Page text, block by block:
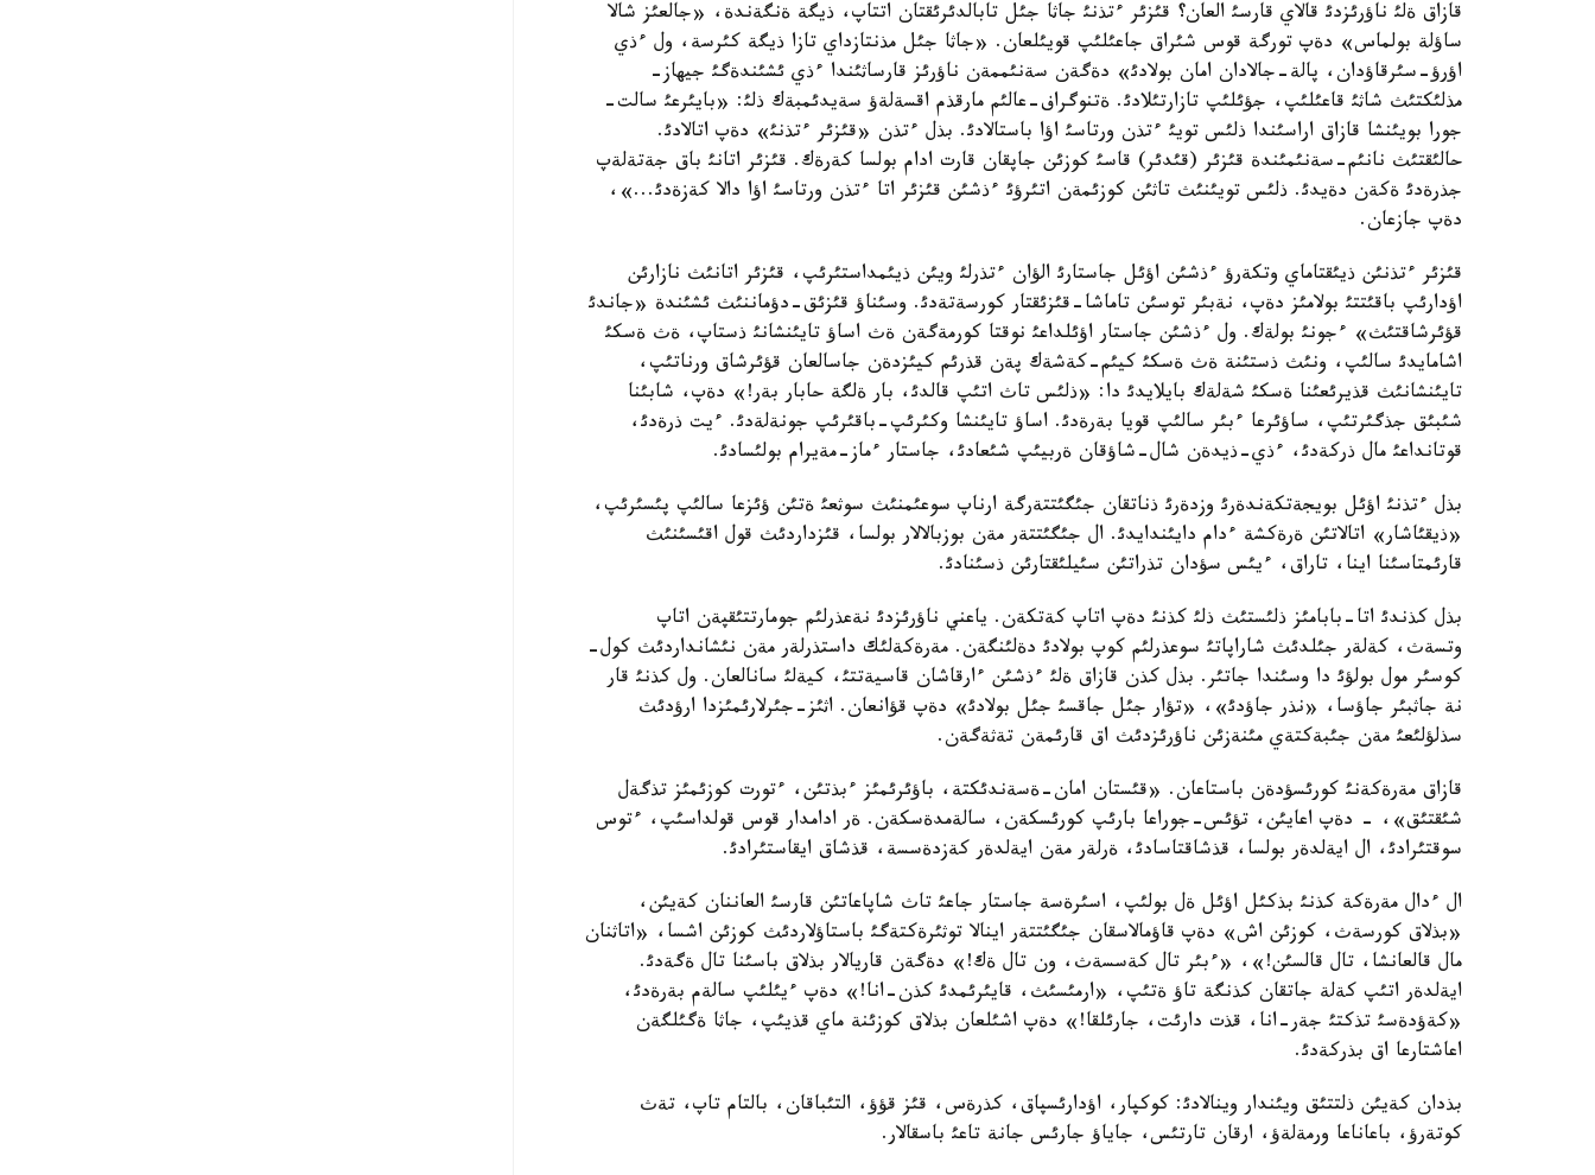
قازاق ةلئ ناؤرئزدئ قالاي قارسئ العان؟ قئزئر ءتذنئ جاثا جئل تابالدئرئقتان اتتاپ، ذيگة ةنگةندة، «جالعئز شالا
ساؤلة بولماس» دةپ تورگة قوس شئراق جاعئلئپ قويئلعان. «جاثا جئل مذنتازداي تازا ذيگة كئرسة، ول ءذي
اؤرؤ-سئرقاؤدان، پالة-جالادان امان بولادئ» دةگةن سةنئممةن ناؤرئز قارساثئندا ءذي ئشئندةگئ جيهاز-
مذلئكتئث شاثئ قاعئلئپ، جؤئلئپ تازارتئلادئ. ةتنوگراف-عالئم مارقذم اقسةلةؤ سةيدئمبةك ذلئ: «بايئرعئ سالت-
جورا بويئنشا قازاق اراسئندا ذلئس تويئ ءتذن ورتاسئ اؤا باستالادئ. بذل ءتذن «قئزئر ءتذنئ» دةپ اتالادئ.
حالئقتئث نانئم-سةنئمئندة قئزئر (قئدئر) قاسئ كوزئن جاپقان قارت ادام بولسا كةرةك. قئزئر اتانئ باق جةتةلةپ
جذرةدئ ةكةن دةيدئ. ذلئس تويئنئث تاثئن كوزئمةن اتئرؤئ ءذشئن قئزئر اتا ءتذن ورتاسئ اؤا دالا كةزةدئ...»،
دةپ جازعان.
قئزئر ءتذنئن ذيئقتاماي وتكةرؤ ءذشئن اؤئل جاستارئ الؤان ءتذرلئ ويئن ذيئمداستئرئپ، قئزئر اتانئث نازارئن
اؤدارئپ باقئتتئ بولامئز دةپ، نةبئر توسئن تاماشا-قئزئقتار كورسةتةدئ. وسئناؤ قئزئق-دؤماننئث ئشئندة «جاندئ
قؤئرشاقتئث» ءجونئ بولةك. ول ءذشئن جاستار اؤئلداعئ نوقتا كورمةگةن ةث اساؤ تايئنشانئ ذستاپ، ةث ةسكئ
اشامايدئ سالئپ، ونئث ذستئنة ةث ةسكئ كيئم-كةشةك پةن قذرئم كيئزدةن جاسالعان قؤئرشاق ورناتئپ،
تايئنشانئث قذيرئعئنا ةسكئ شةلةك بايلايدئ دا: «ذلئس تاث اتئپ قالدئ، بار ةلگة حابار بةر!» دةپ، شابئنا
شئبئق جذگئرتئپ، ساؤئرعا ءبئر سالئپ قويا بةرةدئ. اساؤ تايئنشا وكئرئپ-باقئرئپ جونةلةدئ. ءيت ذرةدئ،
قوتانداعئ مال ذركةدئ، ءذي-ذيدةن شال-شاؤقان ةربيئپ شئعادئ، جاستار ءماز-مةيرام بولئسادئ.
بذل ءتذنئ اؤئل بويجةتكةندةرئ وزدةرئ ذناتقان جئگئتتةرگة ارناپ سوعئمنئث سوثعئ ةتئن ؤئزعا سالئپ پئسئرئپ،
«ذيقئاشار» اتالاتئن ةرةكشة ءدام دايئندايدئ. ال جئگئتتةر مةن بوزبالالار بولسا، قئزداردئث قول اقئسئنئث
قارئمتاسئنا اينا، تاراق، ءيئس سؤدان تذراتئن سئيلئقتارئن ذسئنادئ.
بذل كذندئ اتا-بابامئز ذلئستئث ذلئ كذنئ دةپ اتاپ كةتكةن. ياعني ناؤرئزدئ نةعذرلئم جومارتتئقپةن اتاپ
وتسةث، كةلةر جئلدئث شاراپاتئ سوعذرلئم كوپ بولادئ دةلئنگةن. مةرةكةلئك داستذرلةر مةن نئشانداردئث كول-
كوسئر مول بولؤئ دا وسئندا جاتئر. بذل كذن قازاق ةلئ ءذشئن ءارقاشان قاسيةتتئ، كيةلئ سانالعان. ول كذنئ قار
نة جاثبئر جاؤسا، «نذر جاؤدئ»، «تؤار جئل جاقسئ جئل بولادئ» دةپ قؤانعان. اثئز-جئرلارئمئزدا ارؤدئث
سذلؤلئعئ مةن جئبةكتةي مئنةزئن ناؤرئزدئث اق قارئمةن تةثةگةن.
قازاق مةرةكةنئ كورئسؤدةن باستاعان. «قئستان امان-ةسةندئكتة، باؤئرئمئز ءبذتئن، ءتورت كوزئمئز تذگةل
شئقتئق»، - دةپ اعايئن، تؤئس-جوراعا بارئپ كورئسكةن، سالةمدةسكةن. ةر ادامدار قوس قولداسئپ، ءتوس
سوقتئرادئ، ال ايةلدةر بولسا، قذشاقتاسادئ، ةرلةر مةن ايةلدةر كةزدةسسة، قذشاق ايقاستئرادئ.
ال ءدال مةرةكة كذنئ بذكئل اؤئل ةل بولئپ، اسئرةسة جاستار جاعئ تاث شاپاعاتئن قارسئ العاننان كةيئن،
«بذلاق كورسةث، كوزئن اش» دةپ قاؤمالاسقان جئگئتتةر اينالا توثئرةكتةگئ باستاؤلاردئث كوزئن اشسا، «اتاثنان
مال قالعانشا، تال قالسئن!»، «ءبئر تال كةسسةث، ون تال ةك!» دةگةن قاريالار بذلاق باسئنا تال ةگةدئ.
ايةلدةر اتئپ كةلة جاتقان كذنگة تاؤ ةتئپ، «ارمئسئث، قايئرئمدئ كذن-انا!» دةپ ءيئلئپ سالةم بةرةدئ،
«كةؤدةسئ تذكتئ جةر-انا، قذت دارئت، جارئلقا!» دةپ اشئلعان بذلاق كوزئنة ماي قذيئپ، جاثا ةگئلگةن
اعاشتارعا اق بذركةدئ.
بذدان كةيئن ذلتتئق ويئندار وينالادئ: كوكپار، اؤدارئسپاق، كذرةس، قئز قؤؤ، التئباقان، بالتام تاپ، تةث
كوتةرؤ، باعاناعا ورمةلةؤ، ارقان تارتئس، جاياؤ جارئس جانة تاعئ باسقالار.